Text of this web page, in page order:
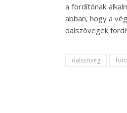
a fordítónak
abban, hogy a
dalszövegek
dalszöveg